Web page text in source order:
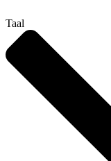
Taal